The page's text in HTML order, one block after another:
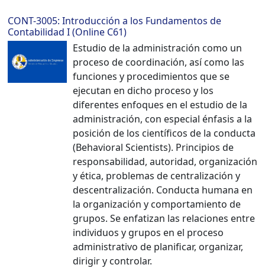
activates
the
screen
reader
CONT-3005: Introducción a los Fundamentos de
Contabilidad I (Online C61)
Estudio de la administración como un
proceso de coordinación, así como las
funciones y procedimientos que se
ejecutan en dicho proceso y los
diferentes enfoques en el estudio de la
administración, con especial énfasis a la
posición de los científicos de la conducta
(Behavioral Scientists). Principios de
responsabilidad, autoridad, organización
y ética, problemas de centralización y
descentralización. Conducta humana en
la organización y comportamiento de
grupos. Se enfatizan las relaciones entre
individuos y grupos en el proceso
administrativo de planificar, organizar,
dirigir y controlar.